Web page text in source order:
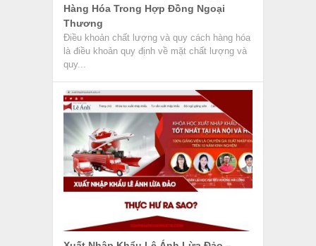
Hàng Hóa Trong Hợp Đồng Ngoại
Thương
Điều khoản chất lượng và quy cách hàng hóa
là điều khoản quy định về mặt chất lượng và
quy...